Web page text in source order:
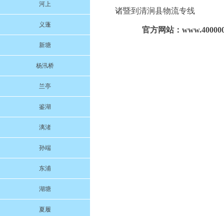
河上
义蓬
新塘
杨汛桥
兰亭
鉴湖
漓渚
孙端
东浦
湖塘
夏履
诸暨到清涧县物流专线
官方网站：